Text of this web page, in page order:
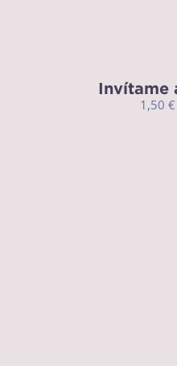
Invítame
1,50 €